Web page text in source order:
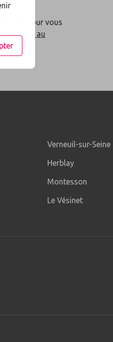
pour vous
au
Verneuil-sur-Seine
Herblay
Montesson
Le Vésinet